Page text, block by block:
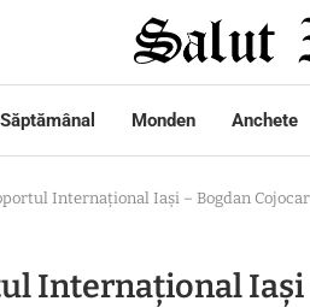
Monden Anchete
Internațional Iași – Bogdan
Internațional Iași